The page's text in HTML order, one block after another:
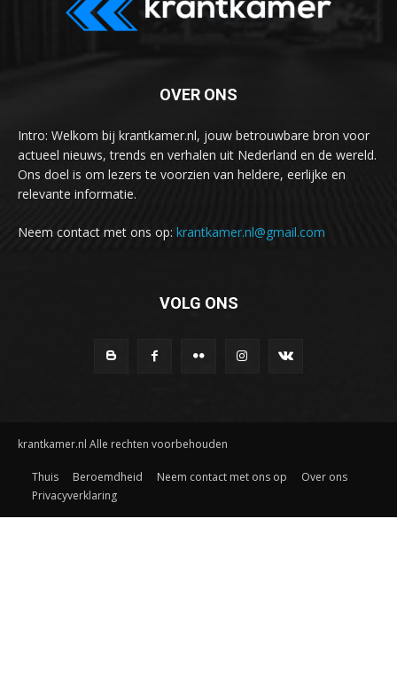
OVER ONS
Intro: Welkom bij krantkamer.nl, jouw betrouwbare bron voor
actueel nieuws, trends en verhalen uit Nederland en de wereld.
Ons doel is om lezers te voorzien van heldere, eerlijke en
relevante informatie.
Neem contact met ons op: krantkamer.nl@gmail.com
VOLG ONS
krantkamer.nl Alle rechten voorbehouden
Thuis Beroemdheid Neem contact met ons op
Over ons
Privacyverklaring